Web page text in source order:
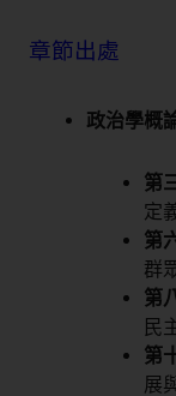
章節出處
政治學概
第
定
第
群
第
民
第
展